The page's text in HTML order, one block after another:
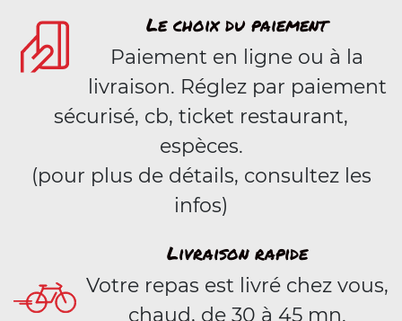
Le choix du paiement
Paiement en ligne ou à la
livraison. Réglez par paiement
sécurisé, cb, ticket restaurant,
espèces.
(pour plus de détails, consultez les
infos)
Livraison rapide
Votre repas est livré chez vous,
chaud, de 30 à 45 mn.